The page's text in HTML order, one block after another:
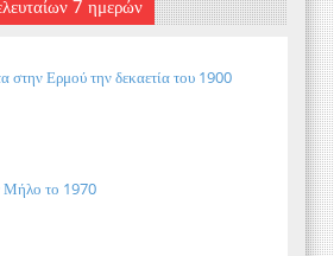
7 ημερών
στην Ερμού την δεκαετία του 1900
Μήλο το 1970